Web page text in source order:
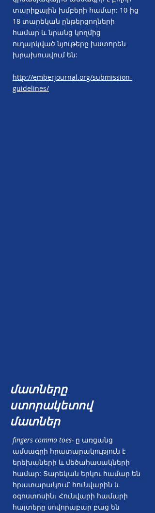
տարիքային խմբերի համար: 10-ից
18 տարեկան ընթերցողների
համար և նրանց կողմից
ուղարկված նյութերը խստորեն
խրախուսվում են:
http://emberjournal.org/submission-
guidelines/
մատները
ստորակետով
մատներ
fingers comma toes- ը առցանց
ամսագրի հրատարակություն է
երեխաների և մեծահասակների
համար: Տարեկան երկու համար են
հրատարակում՝ հունվարին և
օգոստոսին։ Հունվարի համարի
հայտերը սովորաբար բաց են